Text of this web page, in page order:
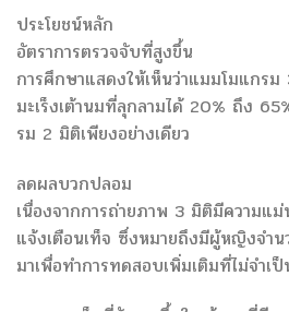
ประโยชน์หลัก
อัตราการตรวจจับที่สูงขึ้น
การศึกษาแสดงให้เห็นว่าแมมโมแกร
มะเร็งเต้านมที่ลุกลามได้ 20% ถึง
รม 2 มิติเพียงอย่างเดียว
ลดผลบวกปลอม
เนื่องจากการถ่ายภาพ 3 มิติมีความแม่
แจ้งเตือนเท็จ ซึ่งหมายถึงมีผู้หญิงจำ
มาเพื่อทำการทดสอบเพิ่มเติมที่ไม่จำเป็